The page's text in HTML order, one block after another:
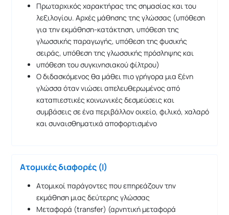
Πρωταρχικός χαρακτήρας της σημασίας και του
λεξιλογίου. Αρχές μάθησης της γλώσσας (υπόθεση
για την εκμάθηση-κατάκτηση, υπόθεση της
γλωσσικής παραγωγής, υπόθεση της φυσικής
σειράς, υπόθεση της γλωσσικής πρόσληψης και
υπόθεση του συγκινησιακού φίλτρου)
Ο διδασκόμενος θα μάθει πιο γρήγορα μια ξένη
γλώσσα όταν νιώσει απελευθερωμένος από
καταπιεστικές κοινωνικές δεσμεύσεις και
συμβάσεις σε ένα περιβάλλον οικείο, φιλικό, χαλαρό
και συναισθηματικά αποφορτισμένο
Ατομικές διαφορές (Ι)
Ατομικοί παράγοντες που επηρεάζουν την
εκμάθηση μιας δεύτερης γλώσσας
Μεταφορά (transfer) (αρνητική μεταφορά